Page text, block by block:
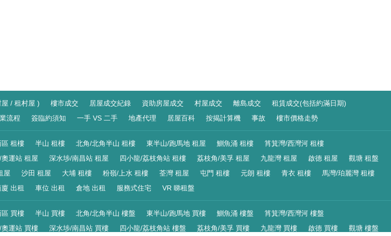
/ 租村屋 ) 樓市成交 居屋成交紀錄 資助房屋成交 村屋成交 離島成交
租賃成交(包括約滿日期)
流程 簽臨約須知 一手 VS 二手 地產代理 居屋百科 按揭計算機 事故 樓市價格走勢
區 租樓 半山 租樓 北角/北角半山 租樓 東半山/跑馬地 租屋 鰂魚涌 租樓
筲箕灣/西灣河 租樓
運站 租屋 深水埗/南昌站 租屋 四小龍/荔枝角站 租樓 荔枝角/美孚 租屋 九龍灣 租屋 啟德 租屋
觀塘 租盤
屋 沙田 租屋 大埔 租樓 粉嶺/上水 租樓 荃灣 租屋 屯門 租樓 元朗 租樓 青衣 租樓
馬灣/珀麗灣 租樓
廈 出租 車位 出租 倉地 出租 服務式住宅 VR 睇租盤
區 買樓 半山 買樓 北角/北角半山 樓盤 東半山/跑馬地 買樓 鰂魚涌 樓盤
筲箕灣/西灣河 樓盤
奧運站 買樓 深水埗/南昌站 買樓 四小龍/荔枝角站 樓盤 荔枝角/美孚 買樓 九龍灣 買樓 啟德 買樓 觀塘 樓盤